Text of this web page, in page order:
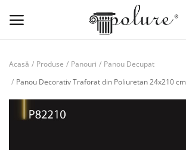
lista de dorințe
Acasă Produse Panouri
Panou Decupat
Panou Decorativ Traforat din Poliuretan 24x210 cm